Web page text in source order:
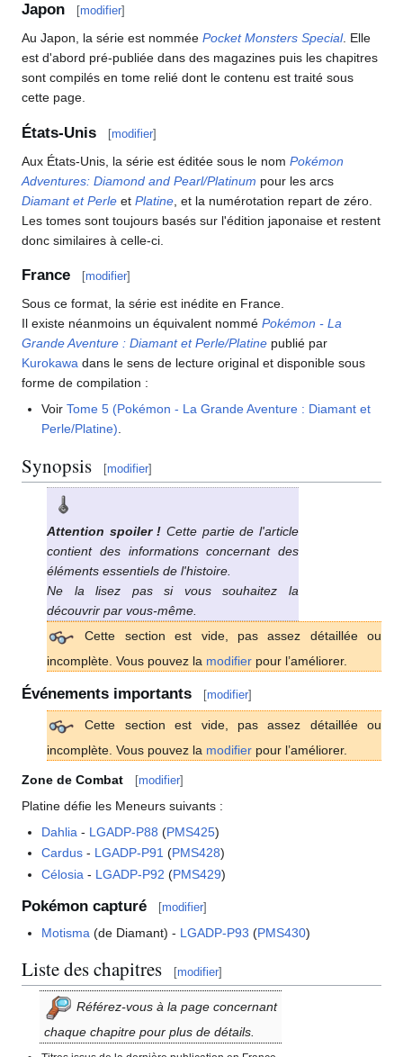
Japon [modifier]
Au Japon, la série est nommée Pocket Monsters Special. Elle
est d'abord pré-publiée dans des magazines puis les chapitres
sont compilés en tome relié dont le contenu est traité sous
cette page.
États-Unis [modifier]
Aux États-Unis, la série est éditée sous le nom Pokémon
Adventures: Diamond and Pearl/Platinum pour les arcs
Diamant et Perle et Platine , et la numérotation repart de zéro.
Les tomes sont toujours basés sur l'édition japonaise et restent
donc similaires à celle-ci.
France [modifier]
Sous ce format, la série est inédite en France.
Il existe néanmoins un équivalent nommé Pokémon - La
Grande Aventure : Diamant et Perle/Platine publié par
Kurokawa dans le sens de lecture original et disponible sous
forme de compilation :
VoirTome 5 (Pokémon - La Grande Aventure : Diamant et
Perle/Platine).
Synopsis [modifier]
Attention spoiler ! Cette partie de l'article
contient des informations concernant des
éléments essentiels de l'histoire.
Ne la lisez pas si vous souhaitez la
découvrir par vous-même.
Cette section est vide, pas assez détaillée ou
incomplète. Vous pouvez la modifier pour l’améliorer.
Événements importants [modifier]
Cette section est vide, pas assez détaillée ou
incomplète. Vous pouvez la modifier pour l’améliorer.
Zone de Combat [modifier]
Platine défie les Meneurs suivants :
Dahlia - LGADP-P88 (PMS425)
Cardus - LGADP-P91 (PMS428)
Célosia - LGADP-P92 (PMS429)
Pokémon capturé [modifier]
Motisma (de Diamant) - LGADP-P93 (PMS430)
Liste des chapitres [modifier]
Référez-vous à la page concernant
chaque chapitre pour plus de détails.